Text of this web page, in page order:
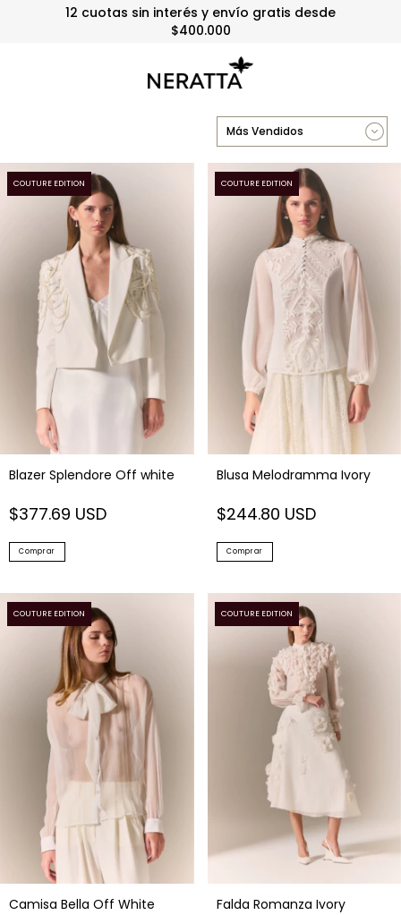
12 cuotas sin interés y envío gratis desde
$400.000
COUTURE EDITION
Blazer Splendore Off white
$377.69 USD
Comprar
COUTURE EDITION
Blusa Melodramma Ivory
$244.80 USD
Comprar
COUTURE EDITION
Camisa Bella Off White
COUTURE EDITION
Falda Romanza Ivory